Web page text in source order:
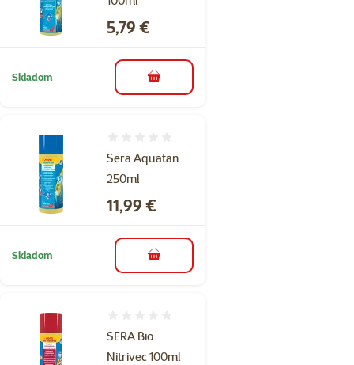
Cena
5,79 €
Skladom do košíka
Sera Aquatan
250ml
Cena
11,99 €
Skladom do košíka
SERA Bio
Nitrivec 100ml